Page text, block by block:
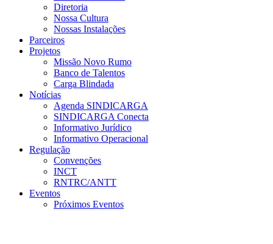
Diretoria
Nossa Cultura
Nossas Instalações
Parceiros
Projetos
Missão Novo Rumo
Banco de Talentos
Carga Blindada
Notícias
Agenda SINDICARGA
SINDICARGA Conecta
Informativo Jurídico
Informativo Operacional
Regulação
Convenções
INCT
RNTRC/ANTT
Eventos
Próximos Eventos